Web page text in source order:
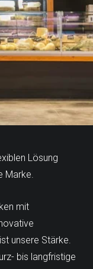
Lösung
Marke.
mit
unsere Stärke.
bis langfristige